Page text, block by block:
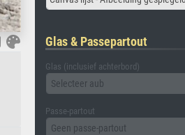
Glas & Passepartout
Glas (inclusief achterbord)
Selecteer aub
Passe-partout
Geen passe-partout